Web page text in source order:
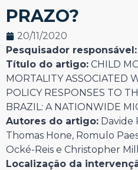
PRAZO?
20/11/2020
Pesquisador responsável:
Título do artigo: CHILD
MORTALITY ASSOCIATED
POLICY RESPONSES TO
BRAZIL: A NATIONWIDE
Autores do artigo: Davide
Thomas Hone, Romulo
Ocké-Reis e Christopher
Localização da